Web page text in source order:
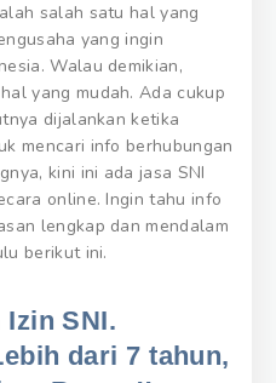
salah satu hal yang
yang ingin
Walau demikian,
yang mudah. Ada cukup
dijalankan ketika
mencari info berhubungan
kini ini ada jasa SNI
online. Ingin tahu info
lengkap dan mendalam
berikut ini.
SNI.
dari 7 tahun,